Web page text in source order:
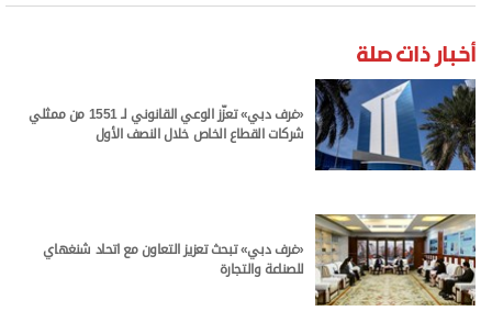
أخبار ذات صلة
«غرف دبي» تعزّز الوعي القانوني لـ 1551 من ممثلي
شركات القطاع الخاص خلال النصف الأول
«غرف دبي» تبحث تعزيز التعاون مع اتحاد شنغهاي
للصناعة والتجارة